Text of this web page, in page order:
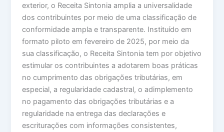
exterior, o Receita Sintonia amplia a universalidade
dos contribuintes por meio de uma classificação de
conformidade ampla e transparente. Instituído em
formato piloto em fevereiro de 2025, por meio da
sua classificação, o Receita Sintonia tem por objetivo
estimular os contribuintes a adotarem boas práticas
no cumprimento das obrigações tributárias, em
especial, a regularidade cadastral, o adimplemento
no pagamento das obrigações tributárias e a
regularidade na entrega das declarações e
escriturações com informações consistentes,